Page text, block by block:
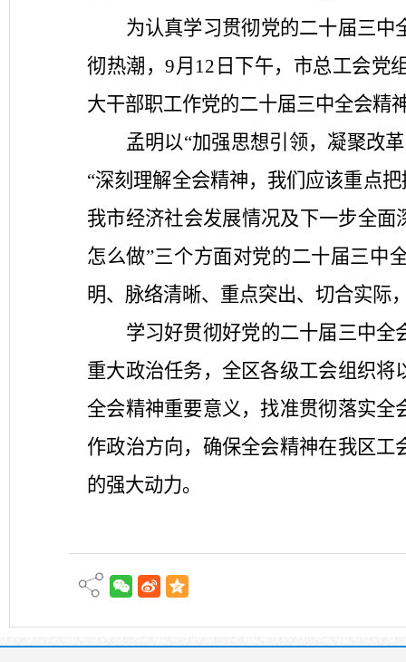
为认真学习贯彻党的二十届三
彻热潮，9月12日下午，市总工会党
大干部职工作党的二十届三中全会精
孟明以“加强思想引领，凝聚改
“深刻理解全会精神，我们应该重点
我市经济社会发展情况及下一步全
怎么做”三个方面对党的二十届三中
明、脉络清晰、重点突出、切合实际
学习好贯彻好党的二十届三中
重大政治任务，全区各级工会组织
全会精神重要意义，找准贯彻落实
作政治方向，确保全会精神在我区
的强大动力。